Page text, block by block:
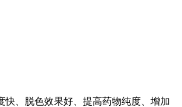
、脱色效果好、提高药物纯度、增加